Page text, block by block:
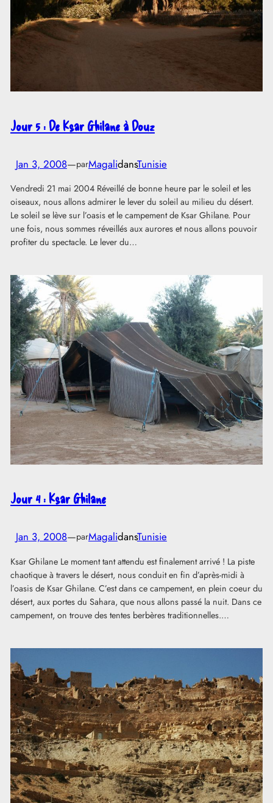
Jour 5 : De Ksar Ghilane à Douz
Jan 3, 2008—parMagalidansTunisie
Vendredi 21 mai 2004 Réveillé de bonne heure par le soleil et les
oiseaux, nous allons admirer le lever du soleil au milieu du désert.
Le soleil se lève sur l’oasis et le campement de Ksar Ghilane. Pour
une fois, nous sommes réveillés aux aurores et nous allons pouvoir
profiter du spectacle. Le lever du…
Jour 4 : Ksar Ghilane
Jan 3, 2008—parMagalidansTunisie
Ksar Ghilane Le moment tant attendu est finalement arrivé ! La piste
chaotique à travers le désert, nous conduit en fin d’après-midi à
l’oasis de Ksar Ghilane. C’est dans ce campement, en plein coeur du
désert, aux portes du Sahara, que nous allons passé la nuit. Dans ce
campement, on trouve des tentes berbères traditionnelles.…